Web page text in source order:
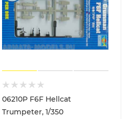
06210P F6F Hellcat
Trumpeter, 1/350